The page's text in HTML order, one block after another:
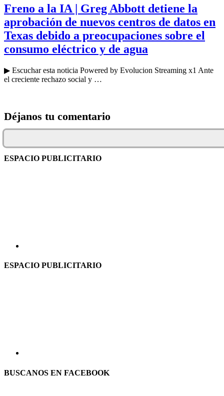
Freno a la IA | Greg Abbott detiene la
aprobación de nuevos centros de datos en
Texas debido a preocupaciones sobre el
consumo eléctrico y de agua
▶ Escuchar esta noticia Powered by Evolucion Streaming x1 Ante
el creciente rechazo social y …
Déjanos tu comentario
ESPACIO PUBLICITARIO
ESPACIO PUBLICITARIO
BUSCANOS EN FACEBOOK